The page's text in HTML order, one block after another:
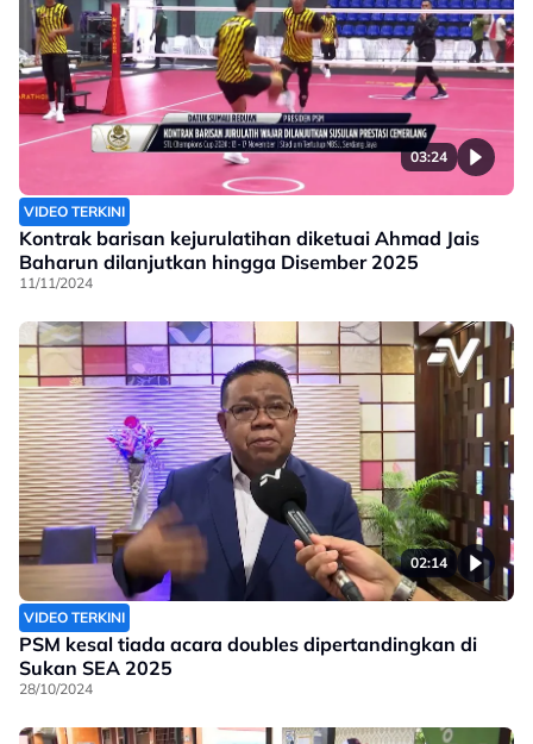
03:24
VIDEO TERKINI
Kontrak barisan kejurulatihan diketuai Ahmad Jais
Baharun dilanjutkan hingga Disember 2025
11/11/2024
02:14
VIDEO TERKINI
PSM kesal tiada acara doubles dipertandingkan di
Sukan SEA 2025
28/10/2024